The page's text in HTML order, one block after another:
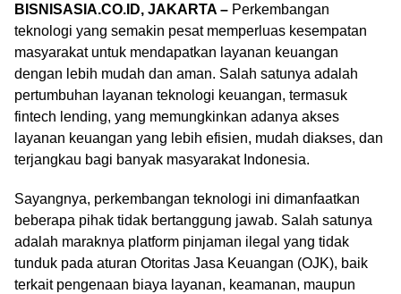
BISNISASIA.CO.ID, JAKARTA – Perkembangan
teknologi yang semakin pesat memperluas kesempatan
masyarakat untuk mendapatkan layanan keuangan
dengan lebih mudah dan aman. Salah satunya adalah
pertumbuhan layanan teknologi keuangan, termasuk
fintech lending, yang memungkinkan adanya akses
layanan keuangan yang lebih efisien, mudah diakses, dan
terjangkau bagi banyak masyarakat Indonesia.
Sayangnya, perkembangan teknologi ini dimanfaatkan
beberapa pihak tidak bertanggung jawab. Salah satunya
adalah maraknya platform pinjaman ilegal yang tidak
tunduk pada aturan Otoritas Jasa Keuangan (OJK), baik
terkait pengenaan biaya layanan, keamanan, maupun